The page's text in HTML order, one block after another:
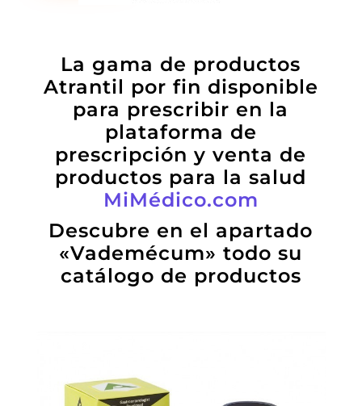
La gama de productos
Atrantil por fin disponible
para prescribir en la
plataforma de
prescripción y venta de
productos para la salud
MiMédico.com
Descubre en el apartado
«Vademécum» todo su
catálogo de productos